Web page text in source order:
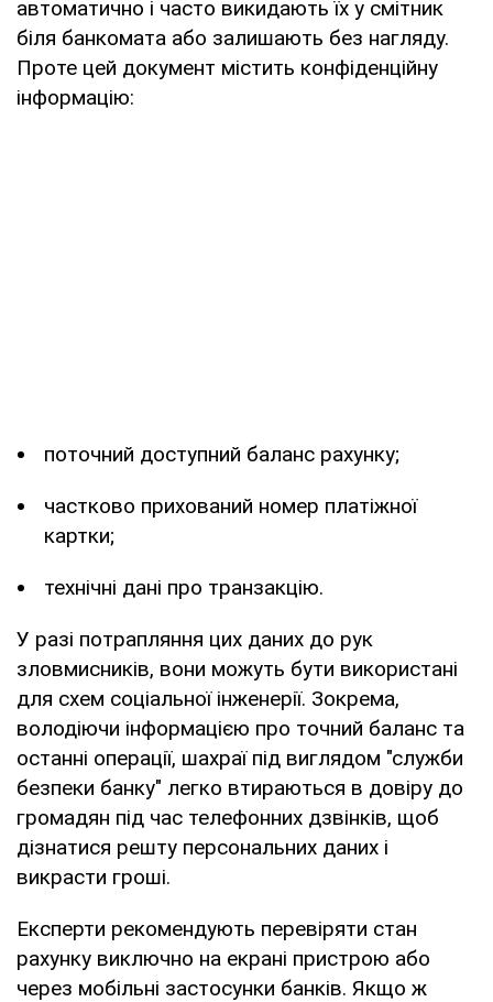
автоматично і часто викидають їх у смітник
біля банкомата або залишають без нагляду.
Проте цей документ містить конфіденційну
інформацію:
поточний доступний баланс рахунку;
частково прихований номер платіжної
картки;
технічні дані про транзакцію.
У разі потрапляння цих даних до рук
зловмисників, вони можуть бути використані
для схем соціальної інженерії. Зокрема,
володіючи інформацією про точний баланс та
останні операції, шахраї під виглядом "служби
безпеки банку" легко втираються в довіру до
громадян під час телефонних дзвінків, щоб
дізнатися решту персональних даних і
викрасти гроші.
Експерти рекомендують перевіряти стан
рахунку виключно на екрані пристрою або
через мобільні застосунки банків. Якщо ж